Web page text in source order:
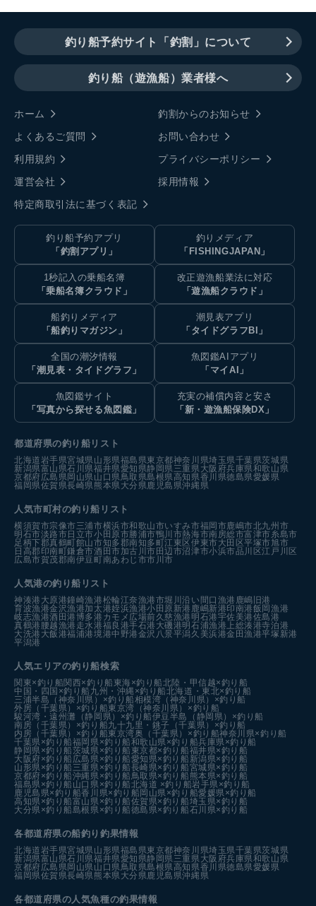
釣り船予約サイト「釣割」について
釣り船（遊漁船）業者様へ
ホーム
釣割からのお知らせ
よくあるご質問
お問い合わせ
利用規約
プライバシーポリシー
運営会社
採用情報
特定商取引法に基づく表記
釣り船予約アプリ
「釣割アプリ」
釣りメディア
「FISHINGJAPAN」
1秒記入の乗船名簿
「乗船名簿クラウド」
改正遊漁船業法に対応
「遊漁船クラウド」
船釣りメディア
「船釣りマガジン」
潮見表アプリ
「タイドグラフBI」
全国の潮汐情報
「潮見表・タイドグラフ」
魚図鑑AIアプリ
「マイAI」
魚図鑑サイト
「写真から探せる魚図鑑」
充実の補償内容と安さ
「新・遊漁船保険DX」
都道府県の釣り船リスト
北海道岩手県宮城県山形県福島県東京都神奈川県埼玉県千葉県茨城県
新潟県富山県石川県福井県愛知県静岡県三重県大阪府兵庫県和歌山県
京都府広島県岡山県山口県鳥取県島根県高知県香川県徳島県愛媛県
福岡県佐賀県長崎県熊本県大分県鹿児島県沖縄県
人気市町村の釣り船リスト
横須賀市宗像市三浦市横浜市和歌山市いすみ市福岡市鹿嶋市北九州市
明石市淡路市 日立市小田原市勝浦市鴨川市熱海市南房総市富津市糸島市
足柄下郡真鶴町館山市知多郡南知多町江東区伊東市大田区平塚市旭市
日高郡印南町鎌倉市酒田市加古川市 田辺市沼津市小浜市品川区江戸川区
広島市賀茂郡南伊豆町南あわじ市市川市
人気港の釣り船リスト
神湊港 大原港鐘崎漁港松輪江奈漁港市堀川沿い 間口漁港 鹿嶋旧港
育波漁港金沢漁港加太港姪浜漁港小田原新港 鹿嶋新港印南港飯岡漁港
岐志漁港酒田港博多港カモメ広場前久慈漁港 明石港宇佐美港佐島港
真鶴港 腰越漁港 走水港福良港手石港 大磯港明石浦漁港 上総湊港寺泊港
大洗港 大飯港福浦港境港中野港金沢八景平潟久美浜港金田漁港平塚新港
平潟港
人気エリアの釣り船検索
関東×釣り船関西×釣り船 東海×釣り船北陸・甲信越×釣り船
中国・四国×釣り船 九州・沖縄×釣り船北海道・東北×釣り船
三浦半島（神奈川県）×釣り船相模湾（神奈川県）×釣り船
外房（千葉県）×釣り船東京湾（神奈川県）×釣り船
駿河湾・遠州灘（静岡県）×釣り船伊豆半島（静岡県）×釣り船
南房（千葉県）×釣り船九十九里・銚子（千葉県）×釣り船
内房（千葉県）×釣り船東京湾奥（千葉県）×釣り船神奈川県×釣り船
千葉県×釣り船福岡県×釣り船和歌山県×釣り船兵庫県×釣り船
静岡県×釣り船茨城県×釣り船 東京都×釣り船福井県×釣り船
大阪府×釣り船 広島県×釣り船愛知県×釣り船 新潟県×釣り船
山形県×釣り船 三重県×釣り船長崎県×釣り船宮城県×釣り船
京都府×釣り船沖縄県×釣り船鳥取県×釣り船 熊本県×釣り船
福島県×釣り船 山口県×釣り船北海道 ×釣り船岩手県×釣り船
鹿児島県×釣り船香川県×釣り船 岡山県×釣り船愛媛県×釣り船
高知県×釣り船富山県×釣り船佐賀県×釣り船埼玉県×釣り船
大分県×釣り船島根県×釣り船徳島県×釣り船石川県×釣り船
各都道府県の船釣り釣果情報
北海道岩手県宮城県山形県福島県東京都神奈川県埼玉県千葉県茨城県
新潟県富山県石川県福井県愛知県静岡県三重県大阪府兵庫県和歌山県
京都府広島県岡山県山口県鳥取県島根県高知県香川県徳島県愛媛県
福岡県佐賀県長崎県熊本県大分県鹿児島県沖縄県
各都道府県の人気魚種の釣果情報